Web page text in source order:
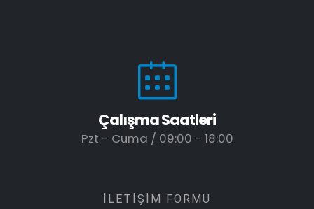
Çalışma Saatleri
Pzt - Cuma / 09:00 - 18:00
İLETİŞİM FORMU